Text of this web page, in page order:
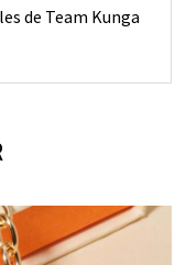
de Team Kunga